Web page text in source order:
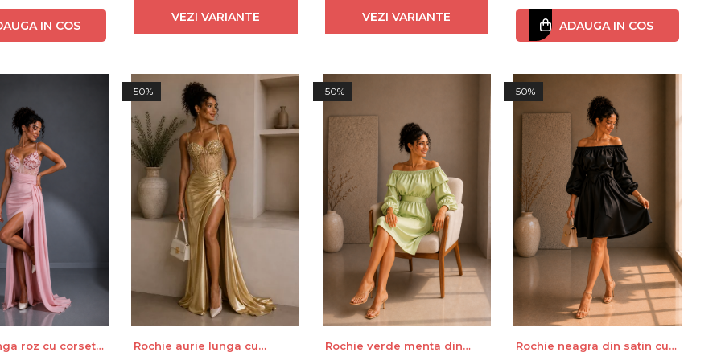
IN COS
VEZI VARIANTE VEZI VARIANTE
ADAUGA IN COS
roz cu corset
-50%
Rochie aurie lunga cu
-50%
Rochie verde menta din
-50%
Rochie neagra din satin cu